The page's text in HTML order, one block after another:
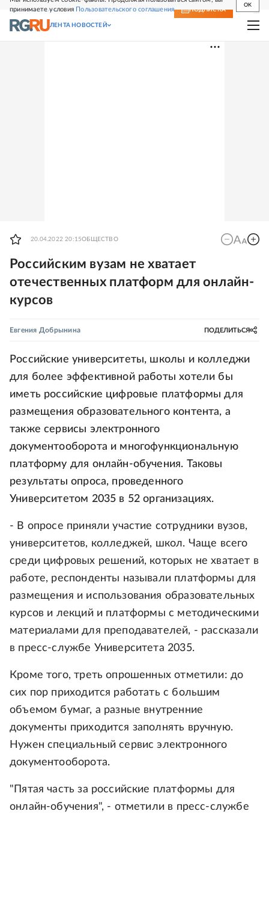
принимаете условия Пользовательского соглашения
OK
СВЕЖИЙ НОМЕР ПОДПИСКА
ЛЕНТА НОВОСТЕЙ
20.04.2022 20:15ОБЩЕСТВО
Российским вузам не хватает
отечественных платформ для онлайн-
курсов
Евгения Добрынина ПОДЕЛИТЬСЯ
Российские университеты, школы и колледжи
для более эффективной работы хотели бы
иметь российские цифровые платформы для
размещения образовательного контента, а
также сервисы электронного
документооборота и многофункциональную
платформу для онлайн-обучения. Таковы
результаты опроса, проведенного
Университетом 2035 в 52 организациях.
- В опросе приняли участие сотрудники вузов,
университетов, колледжей, школ. Чаще всего
среди цифровых решений, которых не хватает в
работе, респонденты называли платформы для
размещения и использования образовательных
курсов и лекций и платформы с методическими
материалами для преподавателей, - рассказали
в пресс-службе Университета 2035.
Кроме того, треть опрошенных отметили: до
сих пор приходится работать с большим
объемом бумаг, а разные внутренние
документы приходится заполнять вручную.
Нужен специальный сервис электронного
документооборота.
"Пятая часть за российские платформы для
онлайн-обучения", - отметили в пресс-службе